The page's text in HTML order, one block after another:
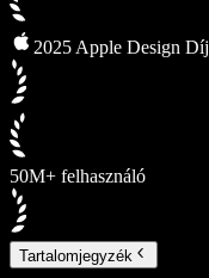
2025 Apple Design Díj
50M+ felhasználó
Tartalomjegyzék